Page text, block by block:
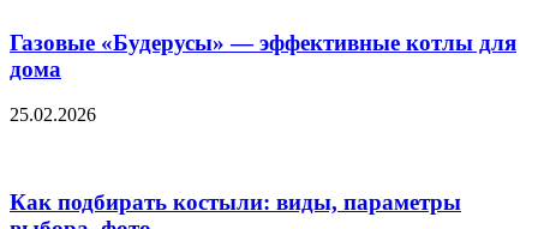
Газовые «Будерусы» — эффективные котлы для
дома
25.02.2026
Как подбирать костыли: виды, параметры